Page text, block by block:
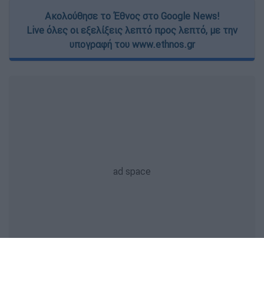
Ακολούθησε το Έθνος στο Google News!
Live όλες οι εξελίξεις λεπτό προς λεπτό, με την
υπογραφή του www.ethnos.gr